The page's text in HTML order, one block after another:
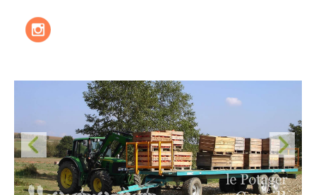
Les valeurs
Où nous trouver ?
Contact